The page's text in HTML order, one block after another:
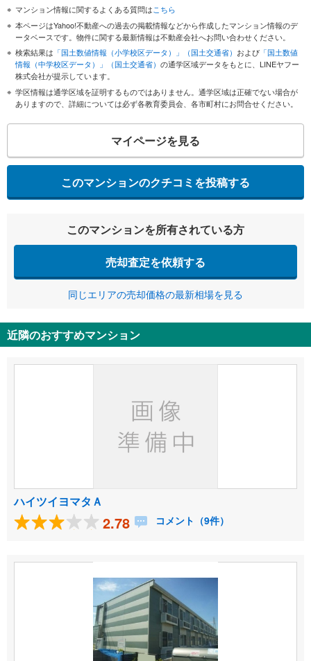
マンション情報に関するよくある質問はこちら
本ページはYahoo!不動産への過去の掲載情報などから作成したマンション情報のデ
ータベースです。物件に関する最新情報は不動産会社へお問い合わせください。
検索結果は 「国土数値情報（小学校区データ）」（国土交通省） および 「国土数値
情報（中学校区データ）」（国土交通省） の通学区域データをもとに、LINEヤフー
株式会社が提示しています。
学区情報は通学区域を証明するものではありません。通学区域は正確でない場合が
ありますので、詳細については必ず各教育委員会、各市町村にお問合せください。
マイページを見る
このマンションのクチコミを投稿する
このマンションを所有されている方
売却査定を依頼する
同じエリアの売却価格の最新相場を見る
近隣のおすすめマンション
ハイツイヨマタＡ
2.78 コメント（9件）